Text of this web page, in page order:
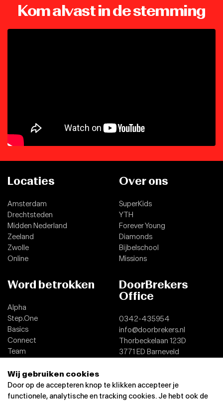
Kom alvast in de stemming
Locaties
Amsterdam
Drechtsteden
Midden Nederland
Zeeland
Zwolle
Online
Over ons
SuperKids
YTH
Forever Young
Diamonds
Bijbelschool
Missions
Word betrokken
Alpha
Step.One
Basics
Connect
Team
DoorBrekers
Office
0342-435954
info@doorbrekers.nl
Thorbeckelaan 123D
3771 ED Barneveld
Wij gebruiken cookies
Door op de accepteren knop te klikken accepteer je
functionele, analytische en tracking cookies. Je hebt ook de